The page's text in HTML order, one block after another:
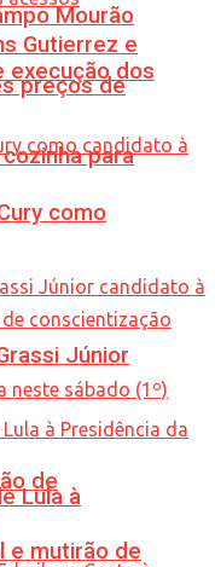
Mourão
preços de
para
de
e mutirão de
Gutierrez e
execução dos
como
Júnior
Lula à